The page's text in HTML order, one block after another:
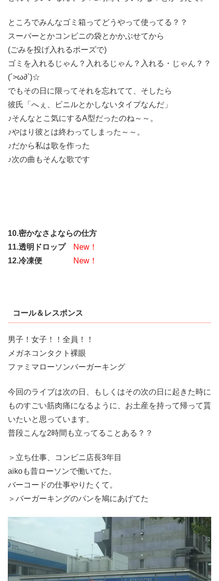
ところでみんなゴミ箱ってどうやって使ってる？？
スーパーとかコンビニの袋とかかぶせてから
(ごみを投げ入れるポーズで)
ゴミを入れるじゃん？入れるじゃん？入れる・じゃん？？
(´>ω∂`)☆
でもその日に限ってそれを忘れてて、そしたら
彼氏「へぇ、ビニルとかしないタイプなんだ」
♪そんなとこ気にするA型だったのね～～。
♪やはり彼とは終わってしまった～～。
♪だから私は歌を作った
♪次の曲もそんな歌です
10.密かなさよならの仕方
11.透明ドロップ
New！
12.冷凍便
New！
コール＆レスポンス
男子！女子！！全員！！
メガネコンタクト裸眼
ファミマローソンバーガーキング
今回のライブは次の日、もしくはその次の日に起きた時に
ものすごい筋肉痛になるように、お土産を持って帰って貰
いたいと思っています。
普段こんな2時間も立ってることある？？
＞立ち仕事、コンビニ店長3年目
aikoも昔ローソンで働いてた。
バーコードの仕事やりたくて。
＞バーガーキングのパンを鳩にあげてた